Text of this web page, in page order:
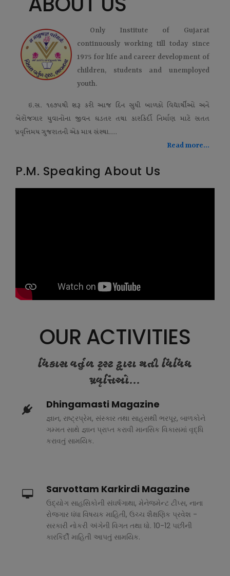
Only Institute of Gujarat
continuously working till today since
1975 for life and career development of
children, students and unemployed
youth.
ઇ.સ. ૧૯૭૫થી શરૂ કરી આજ દિન સુધી બાળકો વિદ્યાર્થીઓ અને
બેરોજગાર યુવાનોના જીવન ઘડતર તથા કારકિર્દી નિર્માણ માટે સતત
પ્રવૃત્તિમય ગુજરાતની એક માત્ર સંસ્થા....
Read more...
P.M. Speaking About Us
OUR ACTIVITIES
વિકાસ વર્તુળ ટ્રસ્ટ દ્વારા થતી વિવિધ
પ્રવૃત્તિઓ...
Dhingamasti Magazine
જ્ઞાન, રાષ્ટ્રપ્રેમ, સંસ્કાર તથા સાહસથી ભરપૂર, બાળકોને
ગમ્મત સાથે જ્ઞાન પ્રાપ્ત કરાવી માનસિક વિકાસમાં વૃદ્ધિ
કરાવતું સામયિક.
Sarvottam Karkirdi Magazine
ઉદ્યોગ સાહસિકોની સંઘર્ષગાથા, મેનેજમેન્ટ ટીપ્સ, નાના
રોજગાર ધંધા વિષયક માહિતી, ઉચ્ચ શૈક્ષણિક પ્રવેશ -
સરકારી નોકરી અંગેની વિગત તથા ધો. 10-12 પછીની
કારકિર્દી માહિતી આપતું સામયિક.